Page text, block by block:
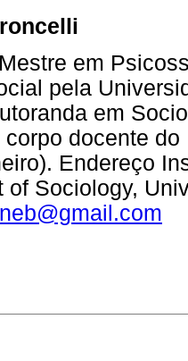
em
pela
em
corpo docente
Endereço
of Sociology,